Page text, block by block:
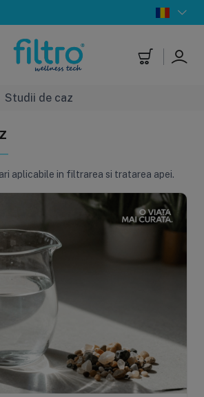
Carcase
Studii de caz
aplicabile in filtrarea si tratarea apei.